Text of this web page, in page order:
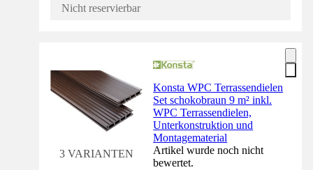
Nicht reservierbar
3 VARIANTEN
Konsta WPC Terrassendielen
Set schokobraun 9 m² inkl.
WPC Terrassendielen,
Unterkonstruktion und
Montagematerial
Artikel wurde noch nicht
bewertet.